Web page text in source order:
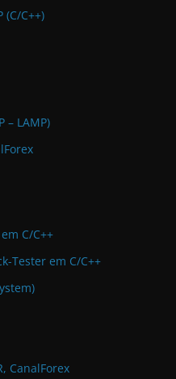
(C/C++)
– LAMP)
C/C++
Tester em C/C++
CanalForex